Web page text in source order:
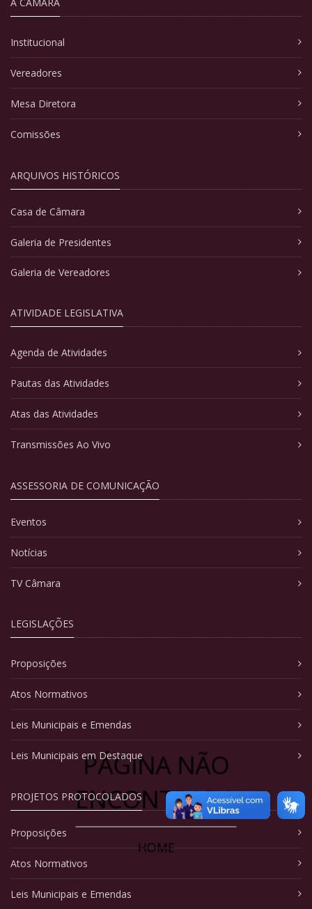
PÁGINA NÃO
ENCONTRADA
HOME
Institucional
Vereadores
Mesa Diretora
Comissões
ARQUIVOS HISTÓRICOS
Casa de Câmara
Galeria de Presidentes
Galeria de Vereadores
ATIVIDADE LEGISLATIVA
Agenda de Atividades
Pautas das Atividades
Atas das Atividades
Transmissões Ao Vivo
ASSESSORIA DE COMUNICAÇÃO
Eventos
Notícias
TV Câmara
LEGISLAÇÕES
Proposições
Atos Normativos
Leis Municipais e Emendas
Leis Municipais em Destaque
PROJETOS PROTOCOLADOS
Proposições
Atos Normativos
Leis Municipais e Emendas